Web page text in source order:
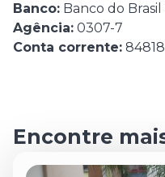
Banco: Banco do Brasil
Agência: 0307-7
Conta corrente:
Encontre